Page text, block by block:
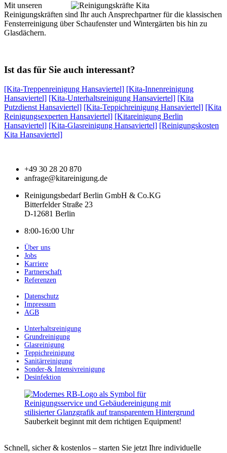
Mit unseren
Reinigungskräften sind Ihr auch Ansprechpartner für die klassischen
Fensterreinigung über Schaufenster und Wintergärten bis hin zu
Glasdächern.
Ist das für Sie auch interessant?
[Kita-Treppenreinigung Hansaviertel] [Kita-Innenreinigung
Hansaviertel] [Kita-Unterhaltsreinigung Hansaviertel] [Kita
Putzdienst Hansaviertel] [Kita-Teppichreinigung Hansaviertel] [Kita
Reinigungsexperten Hansaviertel] [Kitareinigung Berlin
Hansaviertel] [Kita-Glasreinigung Hansaviertel] [Reinigungskosten
Kita Hansaviertel]
+49 30 28 20 870
anfrage@kitareinigung.de
Reinigungsbedarf Berlin GmbH & Co.KG
Bitterfelder Straße 23
D-12681 Berlin
8:00-16:00 Uhr
Über uns
Jobs
Karriere
Partnerschaft
Referenzen
Datenschutz
Impressum
AGB
Unterhaltsreinigung
Grundreinigung
Glasreinigung
Teppichreinigung
Sanitärreinigung
Sonder-& Intensivreinigung
Desinfektion
Sauberkeit beginnt mit dem richtigen Equipment!
Schnell, sicher & kostenlos – starten Sie jetzt Ihre individuelle